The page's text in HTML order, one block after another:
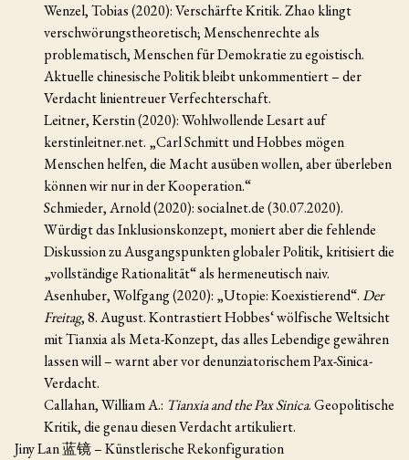
Wenzel, Tobias (2020): Verschärfte Kritik. Zhao klingt
verschwörungstheoretisch; Menschenrechte als
problematisch, Menschen für Demokratie zu egoistisch.
Aktuelle chinesische Politik bleibt unkommentiert – der
Verdacht linientreuer Verfechterschaft.
Leitner, Kerstin (2020): Wohlwollende Lesart auf
kerstinleitner.net. „Carl Schmitt und Hobbes mögen
Menschen helfen, die Macht ausüben wollen, aber überleben
können wir nur in der Kooperation.“
Schmieder, Arnold (2020): socialnet.de (30.07.2020).
Würdigt das Inklusionskonzept, moniert aber die fehlende
Diskussion zu Ausgangspunkten globaler Politik, kritisiert die
„vollständige Rationalität“ als hermeneutisch naiv.
Asenhuber, Wolfgang (2020): „Utopie: Koexistierend“.Der
Freitag, 8. August. Kontrastiert Hobbes‘ wölfische Weltsicht
mit Tianxia als Meta-Konzept, das alles Lebendige gewähren
lassen will – warnt aber vor denunziatorischem Pax-Sinica-
Verdacht.
Callahan, William A.: Tianxia and the Pax Sinica. Geopolitische
Kritik, die genau diesen Verdacht artikuliert.
Jiny Lan 蓝镜 – Künstlerische Rekonfiguration